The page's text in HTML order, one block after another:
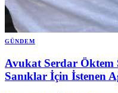
GÜNDEM
Avukat Serdar Öktem
Sanıklar İçin İstenen